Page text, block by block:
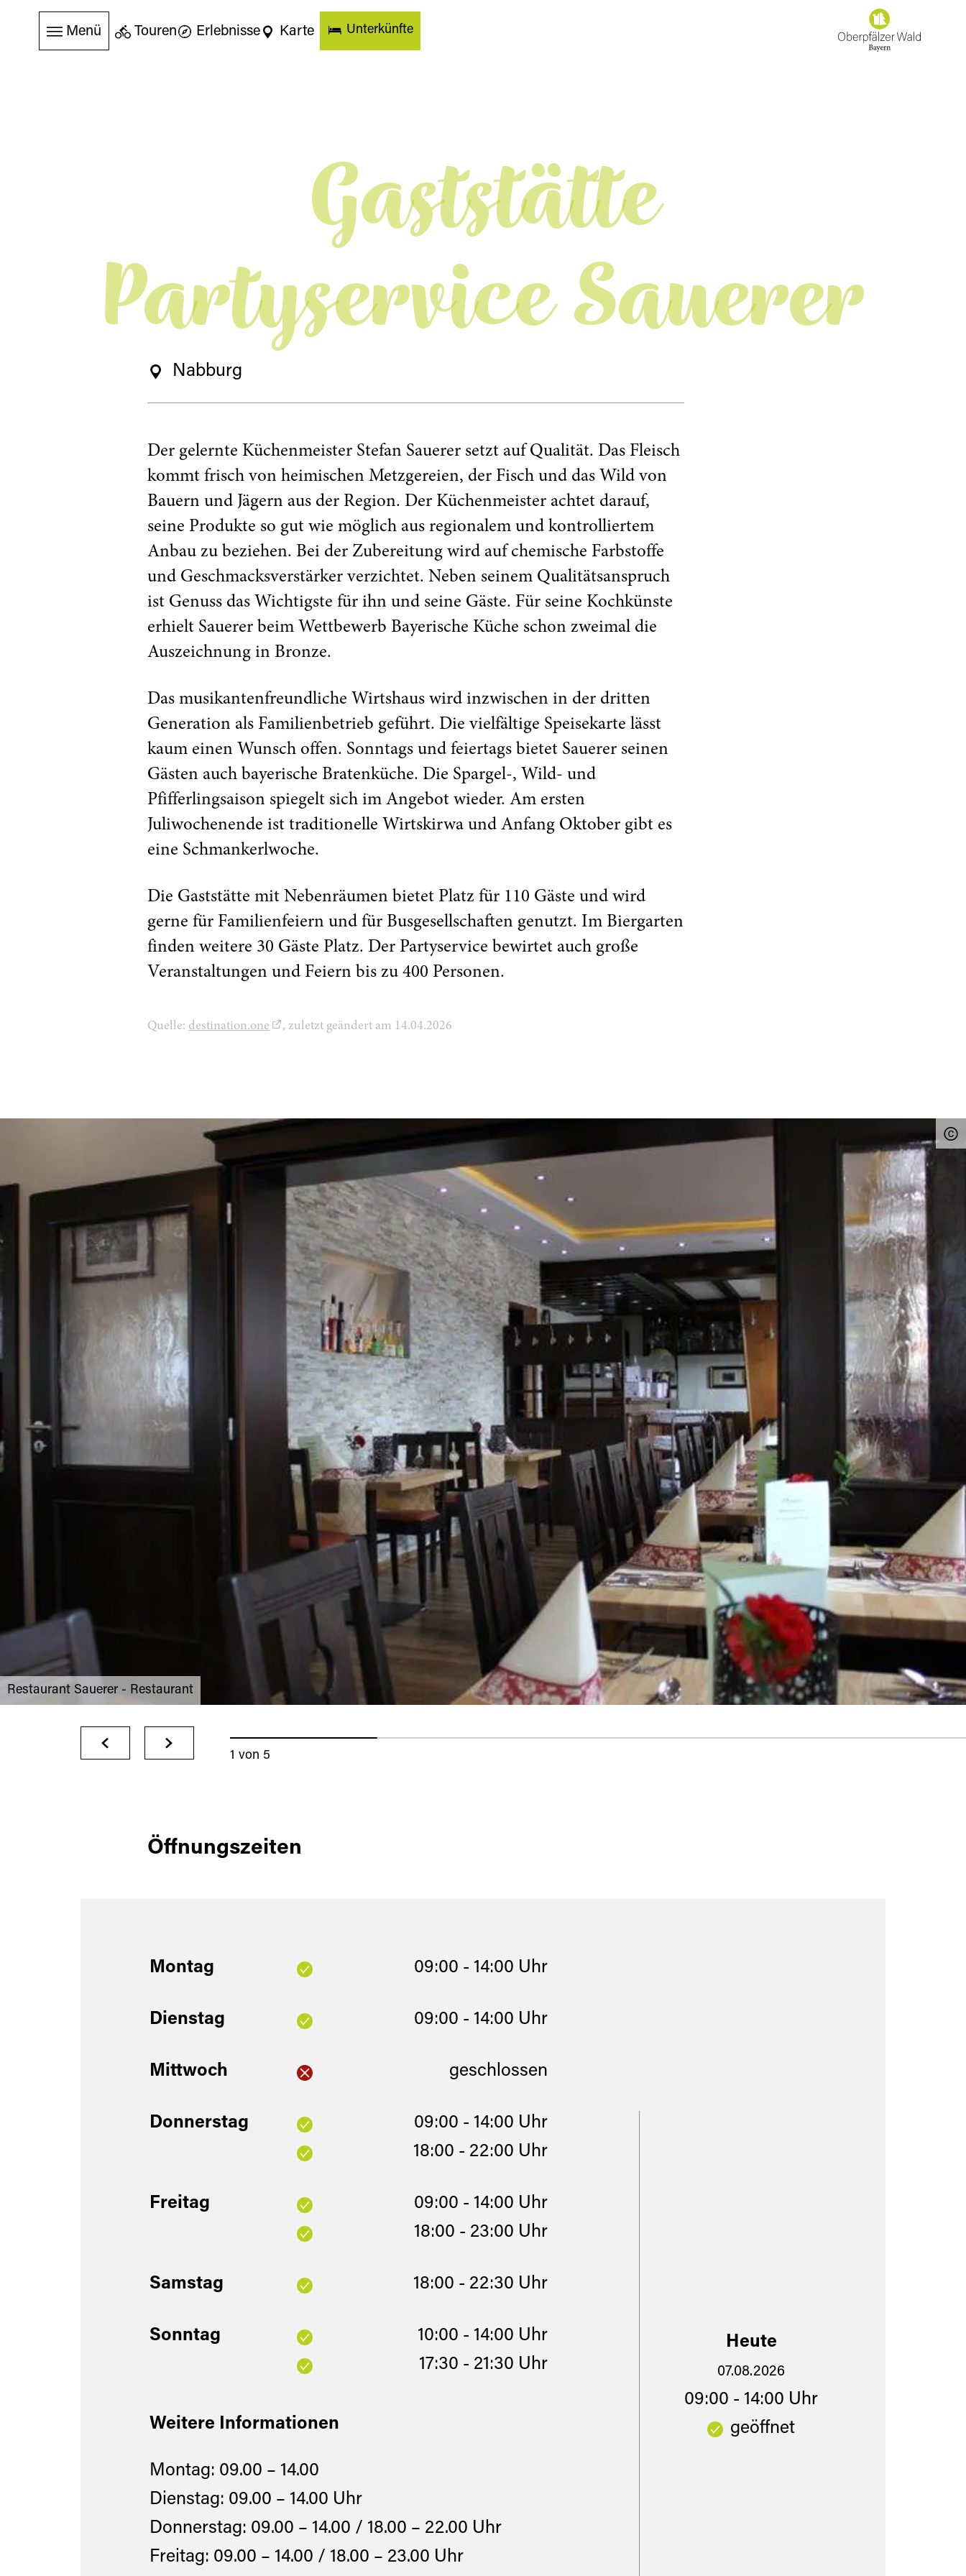
Menü Touren Erlebnisse Karte Unterkünfte
Gaststätte
Partyservice Sauerer
Nabburg
Der gelernte Küchenmeister Stefan Sauerer setzt auf Qualität. Das Fleisch
kommt frisch von heimischen Metzgereien, der Fisch und das Wild von
Bauern und Jägern aus der Region. Der Küchenmeister achtet darauf,
seine Produkte so gut wie möglich aus regionalem und kontrolliertem
Anbau zu beziehen. Bei der Zubereitung wird auf chemische Farbstoffe
und Geschmacksverstärker verzichtet. Neben seinem Qualitätsanspruch
ist Genuss das Wichtigste für ihn und seine Gäste. Für seine Kochkünste
erhielt Sauerer beim Wettbewerb Bayerische Küche schon zweimal die
Auszeichnung in Bronze.
Das musikantenfreundliche Wirtshaus wird inzwischen in der dritten
Generation als Familienbetrieb geführt. Die vielfältige Speisekarte lässt
kaum einen Wunsch offen. Sonntags und feiertags bietet Sauerer seinen
Gästen auch bayerische Bratenküche. Die Spargel-, Wild- und
Pfifferlingsaison spiegelt sich im Angebot wieder. Am ersten
Juliwochenende ist traditionelle Wirtskirwa und Anfang Oktober gibt es
eine Schmankerlwoche.
Die Gaststätte mit Nebenräumen bietet Platz für 110 Gäste und wird
gerne für Familienfeiern und für Busgesellschaften genutzt. Im Biergarten
finden weitere 30 Gäste Platz. Der Partyservice bewirtet auch große
Veranstaltungen und Feiern bis zu 400 Personen.
Quelle: destination.one , zuletzt geändert am 14.04.2026
Restaurant Sauerer - Restaurant
1 von 5
Öffnungszeiten
Montag 09:00 - 14:00 Uhr
Dienstag 09:00 - 14:00 Uhr
Mittwoch geschlossen
Donnerstag
09:00 - 14:00 Uhr
18:00 - 22:00 Uhr
Freitag
09:00 - 14:00 Uhr
18:00 - 23:00 Uhr
Samstag 18:00 - 22:30 Uhr
Sonntag
10:00 - 14:00 Uhr
17:30 - 21:30 Uhr
Weitere Informationen
Montag: 09.00 – 14.00
Dienstag: 09.00 – 14.00 Uhr
Donnerstag: 09.00 – 14.00 / 18.00 – 22.00 Uhr
Freitag: 09.00 – 14.00 / 18.00 – 23.00 Uhr
Heute
07.08.2026
09:00 - 14:00 Uhr
geöffnet